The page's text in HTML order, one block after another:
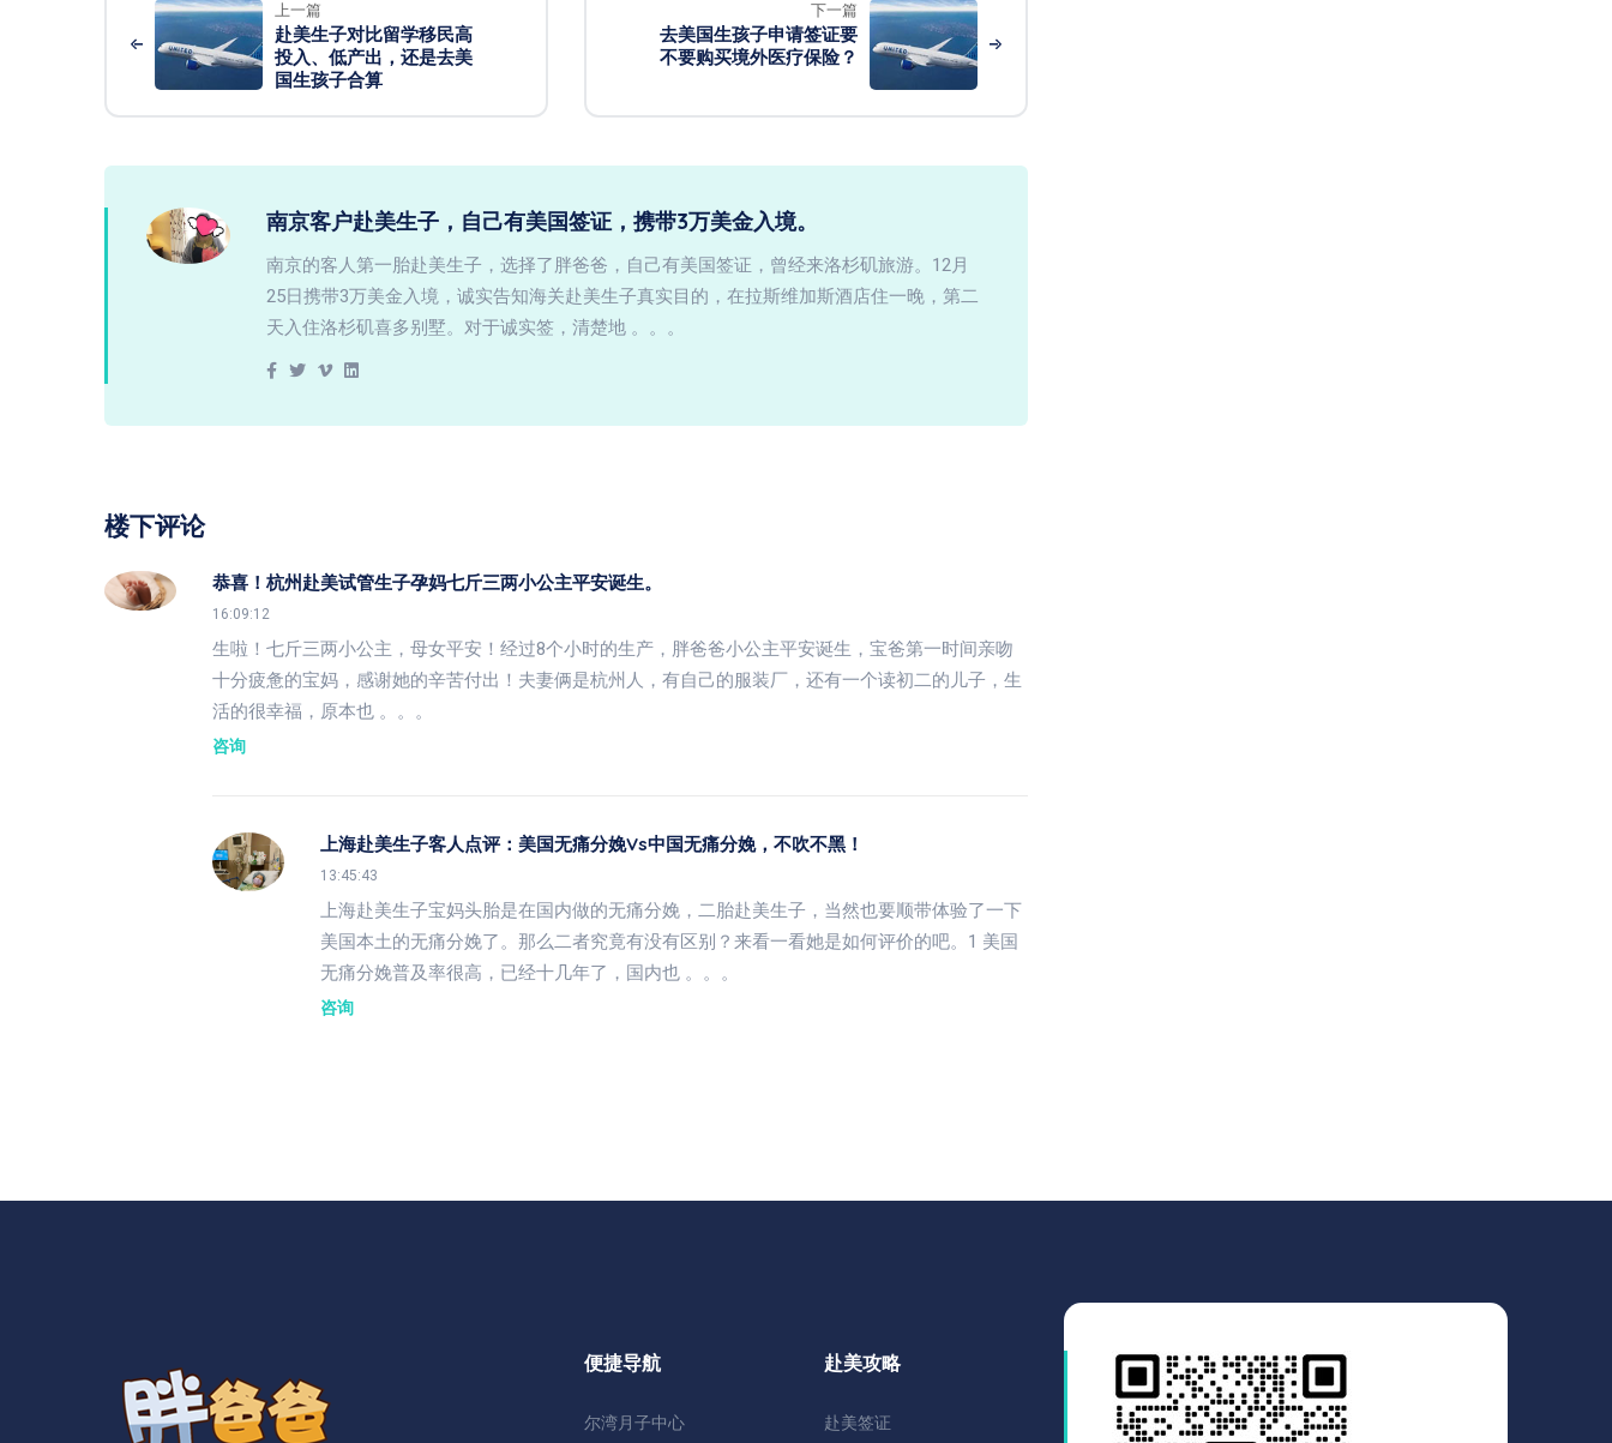
上一篇
赴美生子对比留学移民高
投入、低产出，还是去美
国生孩子合算
下一篇
去美国生孩子申请签证要
不要购买境外医疗保险？
南京客户赴美生子，自己有美国签证，携带3万美金入境。
南京的客人第一胎赴美生子，选择了胖爸爸，自己有美国签证，曾经来洛杉矶旅游。12月
25日携带3万美金入境，诚实告知海关赴美生子真实目的，在拉斯维加斯酒店住一晚，第二
天入住洛杉矶喜多别墅。对于诚实签，清楚地 。。。
楼下评论
恭喜！杭州赴美试管生子孕妈七斤三两小公主平安诞生。
16:09:12
生啦！七斤三两小公主，母女平安！经过8个小时的生产，胖爸爸小公主平安诞生，宝爸第一时间亲吻
十分疲惫的宝妈，感谢她的辛苦付出！夫妻俩是杭州人，有自己的服装厂，还有一个读初二的儿子，生
活的很幸福，原本也 。。。
咨询
上海赴美生子客人点评：美国无痛分娩vs中国无痛分娩，不吹不黑！
13:45:43
上海赴美生子宝妈头胎是在国内做的无痛分娩，二胎赴美生子，当然也要顺带体验了一下
美国本土的无痛分娩了。那么二者究竟有没有区别？来看一看她是如何评价的吧。1 美国
无痛分娩普及率很高，已经十几年了，国内也 。。。
咨询
便捷导航
尔湾月子中心
赴美攻略
赴美签证